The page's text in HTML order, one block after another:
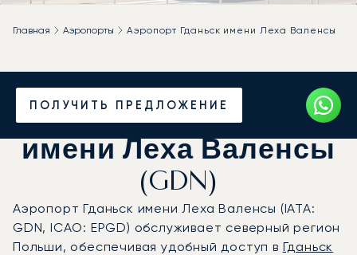
ПОЛУЧИТЬ ПРЕДЛОЖЕНИЕ
Главная Аэропорты Аэропорт Гданьск имени Леха Валенсы
Частный джет в
аэропорт Гданьск
имени Леха Валенсы
(GDN)
Аэропорт Гданьск имени Леха Валенсы (IATA:
GDN, ICAO: EPGD) обслуживает северный регион
Польши, обеспечивая удобный доступ в Гданьск